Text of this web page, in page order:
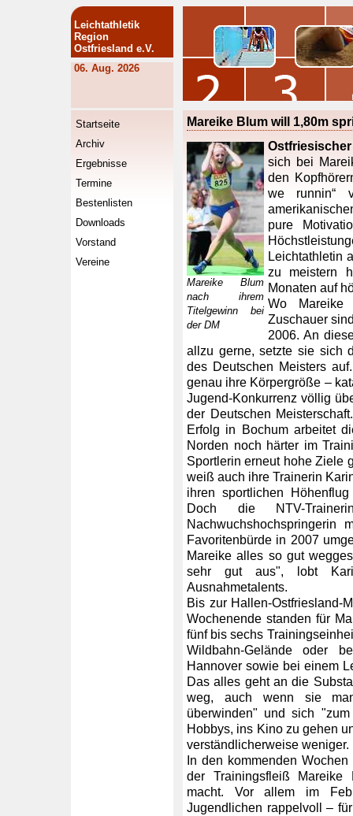
Leichtathletik
Region
Ostfriesland e.V.
06. Aug. 2026
Startseite
Archiv
Ergebnisse
Termine
Bestenlisten
Downloads
Vorstand
Vereine
Mareike Blum will 1,80m
Mareike Blum
nach ihrem
Titelgewinn bei
der DM
sich bei
den
we runnin“
pure
Leichtathletin
zu meistern
Monaten auf
Wo
Zuschauer
2006. An
allzu gerne, setzte sie sich
des Deutschen Meisters
genau ihre Körpergröße –
Jugend-Konkurrenz völlig
der Deutschen
Erfolg in Bochum arbeitet
Norden noch härter im
Sportlerin erneut hohe Ziele
weiß auch ihre Trainerin
ihren sportlichen
Doch die NTV-
Favoritenbürde in 2007
Mareike alles so gut
sehr gut aus", lobt
Ausnahmetalents.
Bis zur Hallen-Ostfriesland-
Wochenende standen für
fünf bis sechs
Wildbahn-Gelände oder
Hannover sowie bei einem
Das alles geht an die
weg, auch wenn sie
überwinden" und sich
Hobbys, ins Kino zu gehen
verständlicherweise weniger.
In den kommenden
der Trainingsfleiß Mareike
macht. Vor allem im
Jugendlichen rappelvoll –